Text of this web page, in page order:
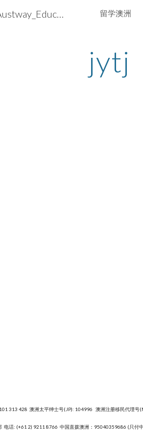
to main content澳洲通国际－留学澳洲 iAustway_Education 留学澳洲
jytj
313 428 澳洲太平绅士号(JP): 104996 澳洲注册移民代理
电话: (+61 2) 9211 8766 中国直拨澳洲：95040359686 (只付